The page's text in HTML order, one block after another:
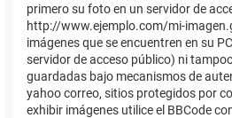
primero su foto en un servidor de
http://www.ejemplo.com/mi-
imágenes que se encuentren en su
servidor de acceso público) ni
guardadas bajo mecanismos de
yahoo correo, sitios protegidos por
exhibir imágenes utilice el BBCode